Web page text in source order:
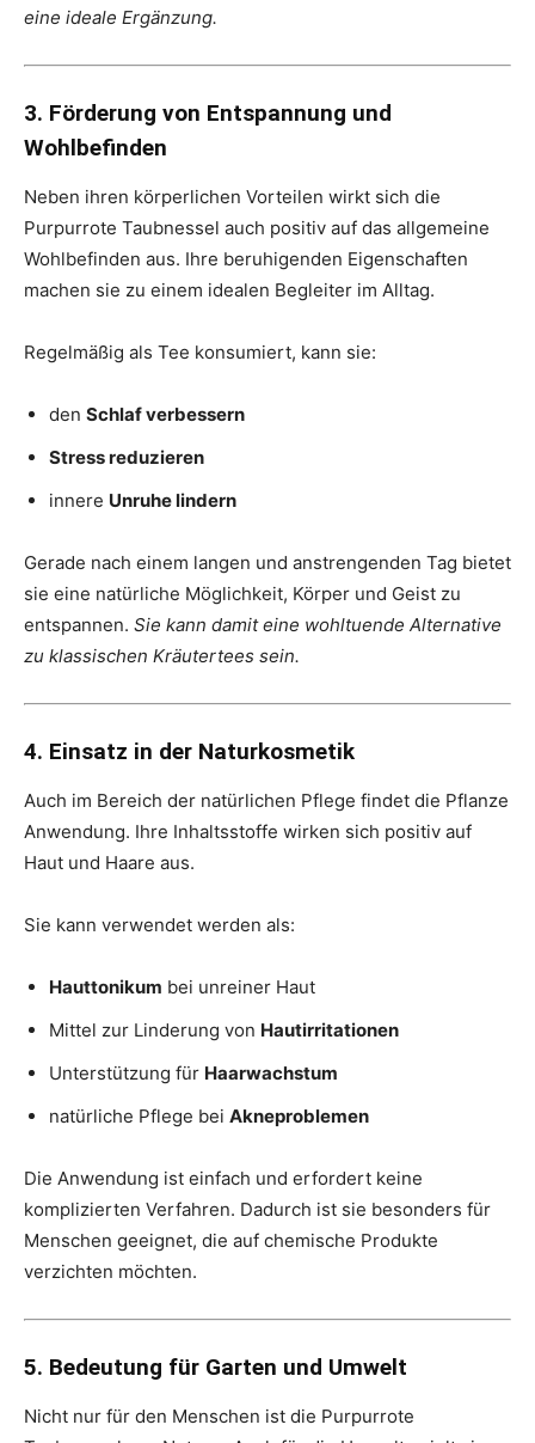
eine ideale Ergänzung.
3. Förderung von Entspannung und
Wohlbefinden
Neben ihren körperlichen Vorteilen wirkt sich die
Purpurrote Taubnessel auch positiv auf das allgemeine
Wohlbefinden aus. Ihre beruhigenden Eigenschaften
machen sie zu einem idealen Begleiter im Alltag.
Regelmäßig als Tee konsumiert, kann sie:
den Schlaf verbessern
Stress reduzieren
innere Unruhe lindern
Gerade nach einem langen und anstrengenden Tag bietet
sie eine natürliche Möglichkeit, Körper und Geist zu
entspannen. Sie kann damit eine wohltuende Alternative
zu klassischen Kräutertees sein.
4. Einsatz in der Naturkosmetik
Auch im Bereich der natürlichen Pflege findet die Pflanze
Anwendung. Ihre Inhaltsstoffe wirken sich positiv auf
Haut und Haare aus.
Sie kann verwendet werden als:
Hauttonikum bei unreiner Haut
Mittel zur Linderung von Hautirritationen
Unterstützung für Haarwachstum
natürliche Pflege bei Akneproblemen
Die Anwendung ist einfach und erfordert keine
komplizierten Verfahren. Dadurch ist sie besonders für
Menschen geeignet, die auf chemische Produkte
verzichten möchten.
5. Bedeutung für Garten und Umwelt
Nicht nur für den Menschen ist die Purpurrote